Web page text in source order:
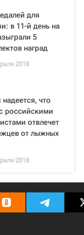
для
в 11-й день на
5
наград
2018
надеется, что
российскими
отвлечет
от лыжных
2018